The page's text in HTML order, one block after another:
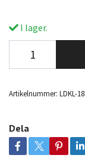
I lager.
Artikelnummer: LDKL-
Dela